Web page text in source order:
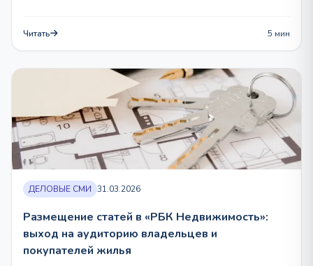
Читать 5 мин
ДЕЛОВЫЕ СМИ 31.03.2026
Размещение статей в «РБК Недвижимость»:
выход на аудиторию владельцев и
покупателей жилья